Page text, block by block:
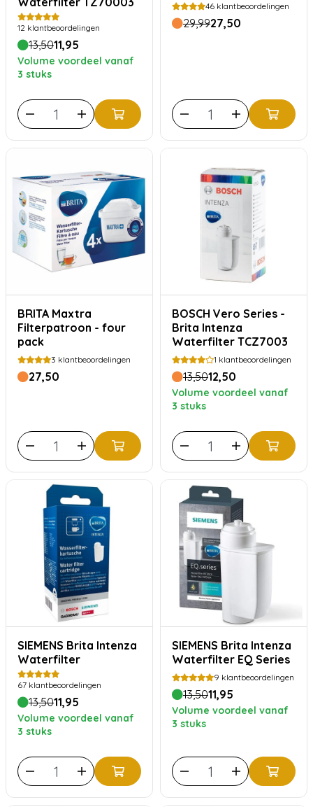
12 klantbeoordelingen
13,5011,95
Volume voordeel vanaf
3 stuks
46 klantbeoordelingen
29,9927,50
BRITA Maxtra
Filterpatroon - four
pack
3 klantbeoordelingen
27,50
BOSCH Vero Series -
Brita Intenza
Waterfilter TCZ7003
1 klantbeoordelingen
13,5012,50
Volume voordeel vanaf
3 stuks
SIEMENS Brita Intenza
Waterfilter
67 klantbeoordelingen
13,5011,95
Volume voordeel vanaf
3 stuks
SIEMENS Brita Intenza
Waterfilter EQ Series
9 klantbeoordelingen
13,5011,95
Volume voordeel vanaf
3 stuks